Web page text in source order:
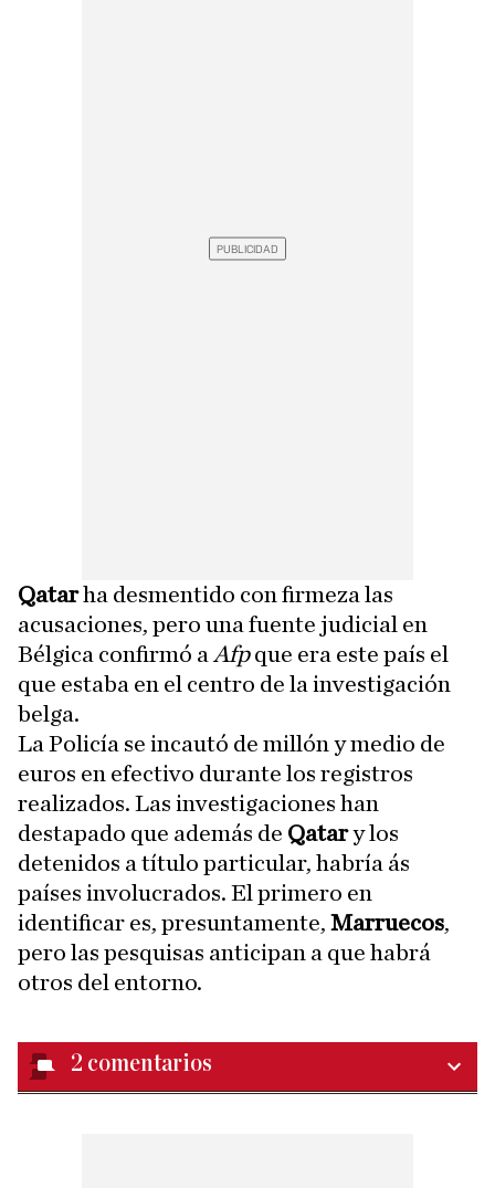
Qatarha desmentido con firmeza las
acusaciones, pero una fuente judicial en
Bélgica confirmó a Afpque era este país el
que estaba en el centro de la investigación
belga.
La Policía se incautó de millón y medio de
euros en efectivo durante los registros
realizados. Las investigaciones han
destapado que además de Qatary los
detenidos a título particular, habría ás
países involucrados. El primero en
identificar es, presuntamente, Marruecos,
pero las pesquisas anticipan a que habrá
otros del entorno.
2 comentarios